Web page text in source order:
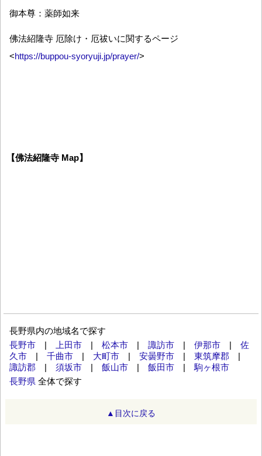
御本尊：薬師如来
佛法紹隆寺 厄除け・厄祓いに関するページ
<https://buppou-syoryuji.jp/prayer/>
【佛法紹隆寺 Map】
長野県内の地域名で探す
長野市
上田市 松本市 諏訪市 伊那市
佐
久市
千曲市 大町市 安曇野市 東筑摩郡
諏訪郡
須坂市 飯山市 飯田市 |駒ヶ根市
長野県 全体で探す
▲目次に戻る